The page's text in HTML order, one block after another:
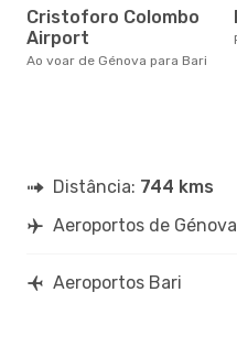
Cristoforo Colombo
Airport
Ao voar de Génova para Bari
Distância: 744 kms
Aeroportos de Génova
Aeroportos Bari